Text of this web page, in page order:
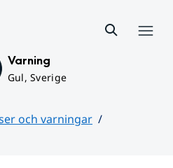
Varning
Gul, Sverige
och varningar